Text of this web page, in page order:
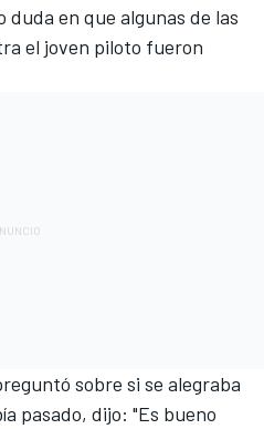
duda en que algunas de las
el joven piloto fueron
sobre si se alegraba
pasado, dijo: "Es bueno